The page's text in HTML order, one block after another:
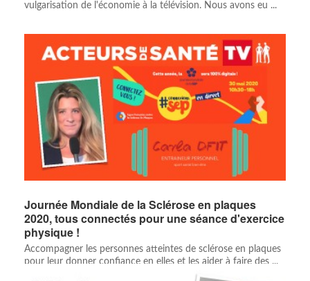
vulgarisation de l'économie à la télévision. Nous avons eu ...
Journée Mondiale de la Sclérose en plaques
2020, tous connectés pour une séance d'exercice
physique !
Accompagner les personnes atteintes de sclérose en plaques
pour leur donner confiance en elles et les aider à faire des ...